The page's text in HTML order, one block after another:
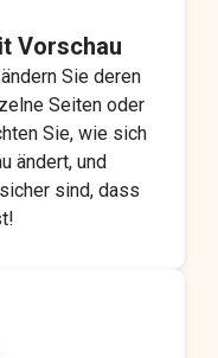
Vorschau
Sie deren
Seiten oder
Sie, wie sich
ändert, und
sind, dass